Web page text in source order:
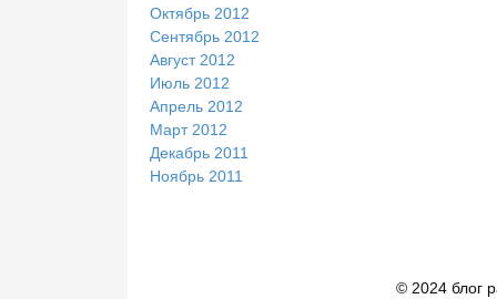
Октябрь 2012
Сентябрь 2012
Август 2012
Июль 2012
Апрель 2012
Март 2012
Декабрь 2011
Ноябрь 2011
© 2024 блог